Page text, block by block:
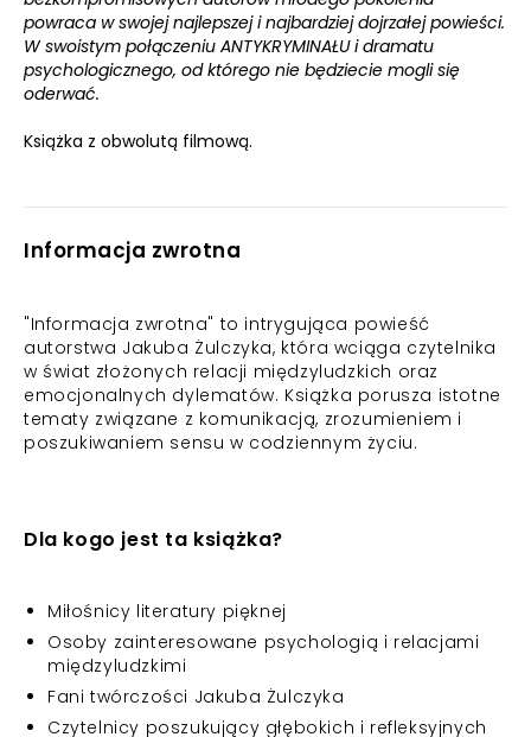
powraca w swojej najlepszej i najbardziej dojrzałej powieści.
W swoistym połączeniu ANTYKRYMINAŁU i dramatu
psychologicznego, od którego nie będziecie mogli się
oderwać.
Książka z obwolutą filmową.
Informacja zwrotna
"Informacja zwrotna" to intrygująca powieść
autorstwa Jakuba Żulczyka, która wciąga czytelnika
w świat złożonych relacji międzyludzkich oraz
emocjonalnych dylematów. Książka porusza istotne
tematy związane z komunikacją, zrozumieniem i
poszukiwaniem sensu w codziennym życiu.
Dla kogo jest ta książka?
Miłośnicy literatury pięknej
Osoby zainteresowane psychologią i relacjami
międzyludzkimi
Fani twórczości Jakuba Żulczyka
Czytelnicy poszukujący głębokich i refleksyjnych